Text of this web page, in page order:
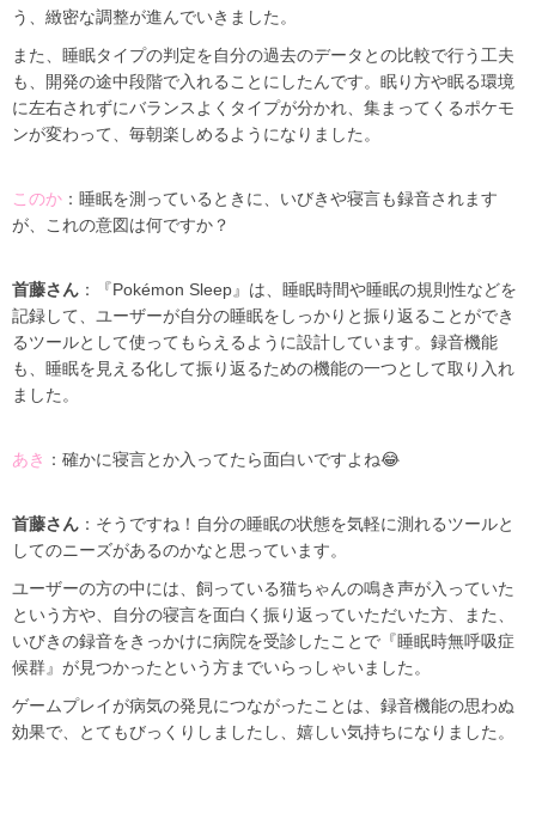
う、緻密な調整が進んでいきました。
また、睡眠タイプの判定を自分の過去のデータとの比較で行う工夫
も、開発の途中段階で入れることにしたんです。眠り方や眠る環境
に左右されずにバランスよくタイプが分かれ、集まってくるポケモ
ンが変わって、毎朝楽しめるようになりました。
このか ：睡眠を測っているときに、いびきや寝言も録音されます
が、これの意図は何ですか？
首藤さん ：『Pokémon Sleep』は、睡眠時間や睡眠の規則性などを
記録して、ユーザーが自分の睡眠をしっかりと振り返ることができ
るツールとして使ってもらえるように設計しています。録音機能
も、睡眠を見える化して振り返るための機能の一つとして取り入れ
ました。
あき ：確かに寝言とか入ってたら面白いですよね😂
首藤さん ：そうですね！自分の睡眠の状態を気軽に測れるツールと
してのニーズがあるのかなと思っています。
ユーザーの方の中には、飼っている猫ちゃんの鳴き声が入っていた
という方や、自分の寝言を面白く振り返っていただいた方、また、
いびきの録音をきっかけに病院を受診したことで『睡眠時無呼吸症
候群』が見つかったという方までいらっしゃいました。
ゲームプレイが病気の発見につながったことは、録音機能の思わぬ
効果で、とてもびっくりしましたし、嬉しい気持ちになりました。